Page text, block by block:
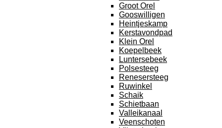
Groot Orel
Gooswilligen
Heintjeskamp
Kerstavondpad
Klein Orel
Koepelbeek
Luntersebeek
Polsesteeg
Renesersteeg
Ruwinkel
Schaik
Schietbaan
Valleikanaal
Veenschoten